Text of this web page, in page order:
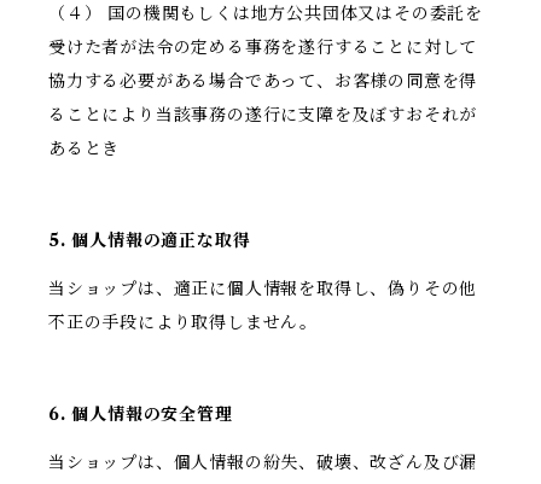
（４） 国の機関もしくは地方公共団体又はその委託を
受けた者が法令の定める事務を遂行することに対して
協力する必要がある場合であって、お客様の同意を得
ることにより当該事務の遂行に支障を及ぼすおそれが
あるとき
5. 個人情報の適正な取得
当ショップは、適正に個人情報を取得し、偽りその他
不正の手段により取得しません。
6. 個人情報の安全管理
当ショップは、個人情報の紛失、破壊、改ざん及び漏